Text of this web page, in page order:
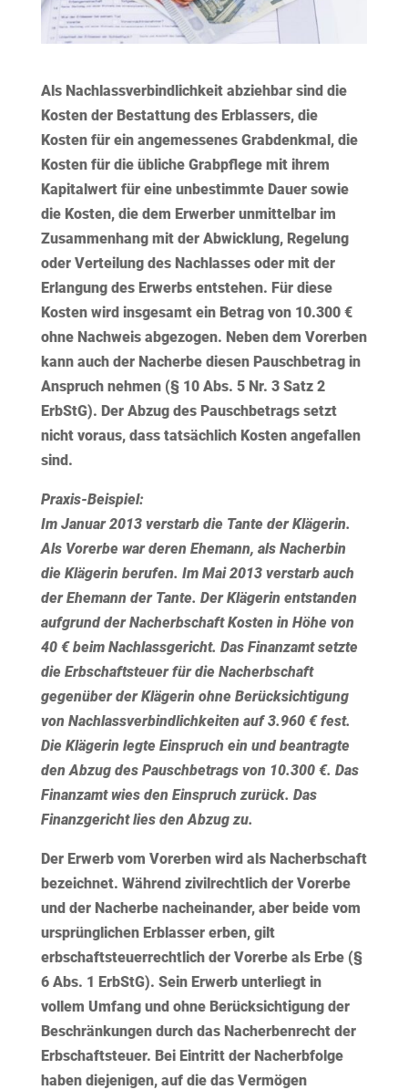
Als Nachlassverbindlichkeit abziehbar sind die
Kosten der Bestattung des Erblassers, die
Kosten für ein angemessenes Grabdenkmal, die
Kosten für die übliche Grabpflege mit ihrem
Kapitalwert für eine unbestimmte Dauer sowie
die Kosten, die dem Erwerber unmittelbar im
Zusammenhang mit der Abwicklung, Regelung
oder Verteilung des Nachlasses oder mit der
Erlangung des Erwerbs entstehen. Für diese
Kosten wird insgesamt ein Betrag von 10.300 €
ohne Nachweisabgezogen. Neben dem Vorerben
kann auch der Nacherbe diesen Pauschbetragin
Anspruch nehmen (§ 10 Abs. 5 Nr. 3 Satz 2
ErbStG). Der Abzug des Pauschbetrags setzt
nicht voraus, dass tatsächlich Kosten angefallen
sind.
Praxis-Beispiel:
Im Januar 2013 verstarb die Tante der Klägerin.
Als Vorerbe war deren Ehemann, als Nacherbin
die Klägerin berufen. Im Mai 2013 verstarb auch
der Ehemann der Tante. Der Klägerin entstanden
aufgrund der Nacherbschaft Kosten in Höhe von
40 € beim Nachlassgericht. Das Finanzamt setzte
die Erbschaftsteuer für die Nacherbschaft
gegenüber der Klägerin ohne Berücksichtigung
von Nachlassverbindlichkeiten auf 3.960 € fest.
Die Klägerin legte Einspruch ein und beantragte
den Abzug des Pauschbetrags von 10.300 €. Das
Finanzamt wies den Einspruch zurück. Das
Finanzgericht lies den Abzug zu.
Der Erwerb vom Vorerben wird als Nacherbschaft
bezeichnet. Während zivilrechtlich der Vorerbe
und der Nacherbe nacheinander, aber beide vom
ursprünglichen Erblasser erben, gilt
erbschaftsteuerrechtlich der Vorerbe als Erbe (§
6 Abs. 1 ErbStG). Sein Erwerb unterliegt in
vollem Umfang und ohne Berücksichtigung der
Beschränkungen durch das Nacherbenrecht der
Erbschaftsteuer. Bei Eintritt der Nacherbfolge
haben diejenigen, auf die das Vermögen